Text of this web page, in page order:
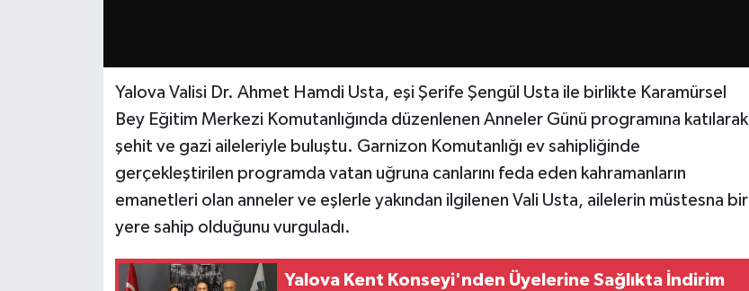
Yalova Valisi Dr. Ahmet Hamdi Usta, eşi Şerife Şengül Usta ile birlikte Karamürsel
Bey Eğitim Merkezi Komutanlığında düzenlenen Anneler Günü programına katılarak
şehit ve gazi aileleriyle buluştu. Garnizon Komutanlığı ev sahipliğinde
gerçekleştirilen programda vatan uğruna canlarını feda eden kahramanların
emanetleri olan anneler ve eşlerle yakından ilgilenen Vali Usta, ailelerin müstesna bir
yere sahip olduğunu vurguladı.
Yalova Kent Konseyi'nden Üyelerine Sağlıkta İndirim